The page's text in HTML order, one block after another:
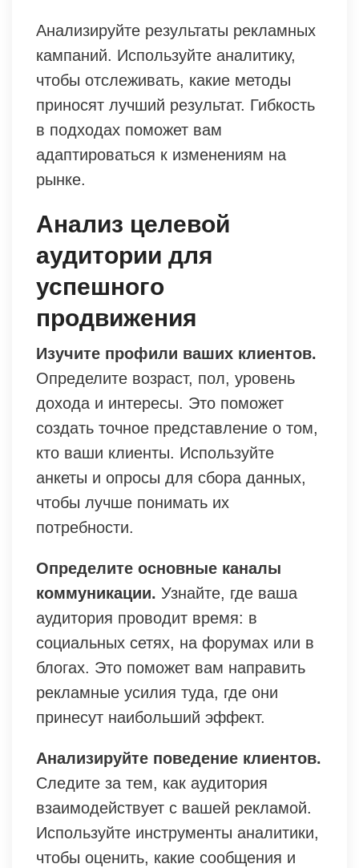
Анализируйте результаты рекламных
кампаний. Используйте аналитику,
чтобы отслеживать, какие методы
приносят лучший результат. Гибкость
в подходах поможет вам
адаптироваться к изменениям на
рынке.
Анализ целевой
аудитории для
успешного
продвижения
Изучите профили ваших клиентов.
Определите возраст, пол, уровень
дохода и интересы. Это поможет
создать точное представление о том,
кто ваши клиенты. Используйте
анкеты и опросы для сбора данных,
чтобы лучше понимать их
потребности.
Определите основные каналы
коммуникации. Узнайте, где ваша
аудитория проводит время: в
социальных сетях, на форумах или в
блогах. Это поможет вам направить
рекламные усилия туда, где они
принесут наибольший эффект.
Анализируйте поведение клиентов.
Следите за тем, как аудитория
взаимодействует с вашей рекламой.
Используйте инструменты аналитики,
чтобы оценить, какие сообщения и